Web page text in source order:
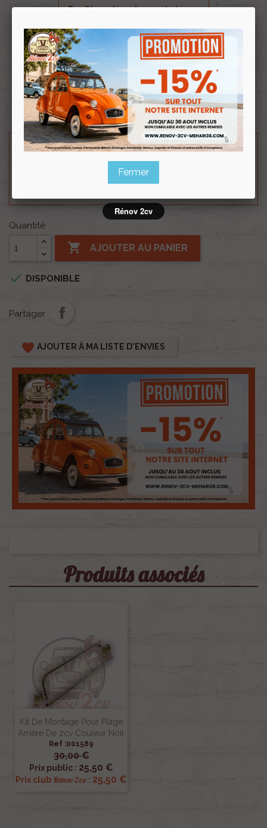
Profitez de prix remisés
Souscrire
au clubRenov 2cv
Plage arrière de 2cv en tissus orange rayé.
Besoin d'un renseignement technique sur le produit
? N'hésitez pas à contacter notre service
0254 277 154ou par mail à
renov2cv.technique@gmail.com
Quantité
 AJOUTER AU PANIER
 DISPONIBLE
Partager
favorite AJOUTER À MA LISTE D'ENVIES
Produits associés
Kit De Montage Pour Plage
Arrière De 2cv Couleur Noir
Ref :001589
30,00 €
Prix public : 25,50 €
Prix club Renov 2cv : 25,50 €
Fermer
Rénov 2cv